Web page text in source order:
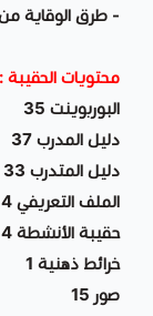
- طرق الوقاية
محتويات الحقيبة :
البوربوينت 35
دليل المدرب 37
دليل المتدرب 33
الملف التعريفي 4
حقيبة الأنشطة 4
خرائط ذهنية 1
صور 15